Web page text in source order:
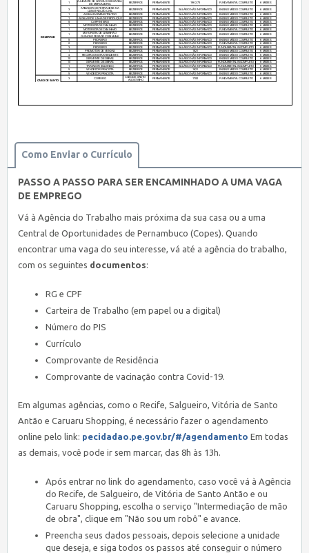
Como Enviar o Currículo
PASSO A PASSO PARA SER ENCAMINHADO A UMA VAGA
DE EMPREGO
Vá à Agência do Trabalho mais próxima da sua casa ou a uma
Central de Oportunidades de Pernambuco (Copes). Quando
encontrar uma vaga do seu interesse, vá até a agência do trabalho,
com os seguintes documentos:
RG e CPF
Carteira de Trabalho (em papel ou a digital)
Número do PIS
Currículo
Comprovante de Residência
Comprovante de vacinação contra Covid-19.
Em algumas agências, como o Recife, Salgueiro, Vitória de Santo
Antão e Caruaru Shopping, é necessário fazer o agendamento
online pelo link: pecidadao.pe.gov.br/#/agendamento Em todas
as demais, você pode ir sem marcar, das 8h às 13h.
Após entrar no link do agendamento, caso você vá à Agência
do Recife, de Salgueiro, de Vitória de Santo Antão e ou
Caruaru Shopping, escolha o serviço "Intermediação de mão
de obra", clique em "Não sou um robô" e avance.
Preencha seus dados pessoais, depois selecione a unidade
que deseja, e siga todos os passos até conseguir o número